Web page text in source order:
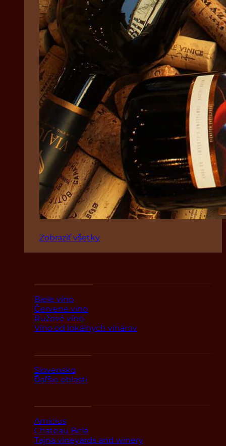
Zobraziť všetky
Biele víno
Červené víno
Ružové víno
Víno od lokálnych vinárov
Slovensko
Ďaľšie oblasti
Amicius
Chateau Belá
Tajna vineyards and winery